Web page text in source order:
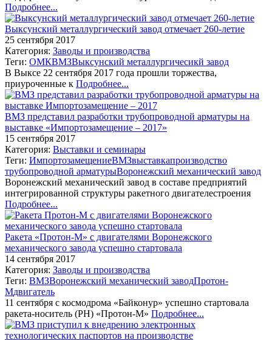
Подробнее...
Выксунский металлургический завод отмечает 260-летие
25 сентября 2017
Категория: Заводы и производства
Теги: ОМКВМЗВыксунский металлургичесикй завод
В Выксе 22 сентября 2017 года прошли торжества,
приуроченные к Подробнее...
ВМЗ представил разработки трубопроводной арматуры на
выставке «Импортозамещение – 2017»
15 сентября 2017
Категория: Выставки и семинары
Теги: ИмпортозамещениеВМЗвыставкапроизводство
трубопроводной арматурыВоронежский механический завод
Воронежский механический завод в составе предприятий
интегрированной структуры ракетного двигателестроения
Подробнее...
Ракета «Протон-М» с двигателями Воронежского
механического завода успешно стартовала
14 сентября 2017
Категория: Заводы и производства
Теги: ВМЗВоронежский механический заводПротон-
Мдвигатель
11 сентября с космодрома «Байконур» успешно стартовала
ракета-носитель (РН) «Протон-М» Подробнее...